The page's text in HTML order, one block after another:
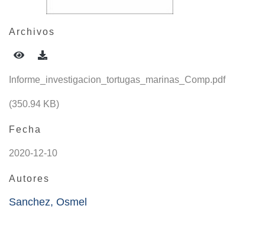
Archivos
Informe_investigacion_tortugas_marinas_Comp.pdf
(350.94 KB)
Fecha
2020-12-10
Autores
Sanchez, Osmel